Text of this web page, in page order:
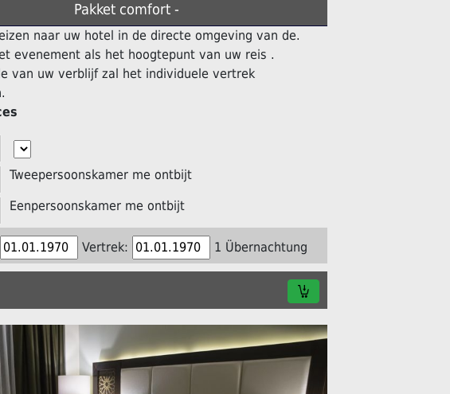
Pakket comfort -
naar uw hotel in de directe omgeving van de.
evenement als het hoogtepunt van uw reis .
van uw verblijf zal het individuele vertrek
Tweepersoonskamer me ontbijt
Eenpersoonskamer me ontbijt
Vertrek: 1 Übernachtung